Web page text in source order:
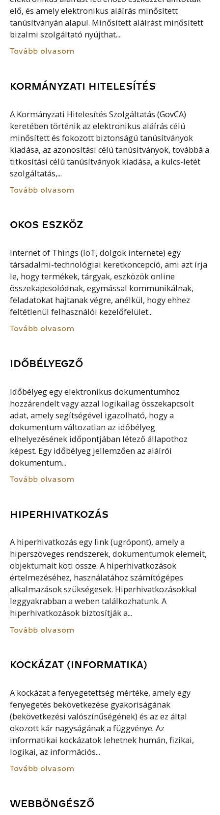
elő, és amely elektronikus aláírás minősített
tanúsítványán alapul. Minősített aláírást minősített
bizalmi szolgáltató nyújthat....
Tovább olvasom
KORMÁNYZATI HITELESÍTÉS
A Kormányzati Hitelesítés Szolgáltatás (GovCA)
keretében történik az elektronikus aláírás célú
minősített és fokozott biztonságú tanúsítványok
kiadása, az azonosítási célú tanúsítványok, továbbá a
titkosítási célú tanúsítványok kiadása, a kulcs-letét
szolgáltatás,...
Tovább olvasom
OKOS ESZKÖZ
Internet of Things (IoT, dolgok internete) egy
társadalmi-technológiai keretkoncepció, ami azt írja
le, hogy termékek, tárgyak, eszközök online
összekapcsolódnak, egymással kommunikálnak,
feladatokat hajtanak végre, anélkül, hogy ehhez
feltétlenül felhasználói kezelőfelület...
Tovább olvasom
IDŐBÉLYEGZŐ
Időbélyeg egy elektronikus dokumentumhoz
hozzárendelt vagy azzal logikailag összekapcsolt
adat, amely segítségével igazolható, hogy a
dokumentum változatlan az időbélyeg
elhelyezésének időpontjában létező állapothoz
képest. Egy időbélyeg jellemzően az aláírói
dokumentum...
Tovább olvasom
HIPERHIVATKOZÁS
A hiperhivatkozás egy link (ugrópont), amely a
hiperszöveges rendszerek, dokumentumok elemeit,
objektumait köti össze. A hiperhivatkozások
értelmezéséhez, használatához számítógépes
alkalmazások szükségesek. Hiperhivatkozásokkal
leggyakrabban a weben találkozhatunk. A
hiperhivatkozások biztosítják a...
Tovább olvasom
KOCKÁZAT (INFORMATIKA)
A kockázat a fenyegetettség mértéke, amely egy
fenyegetés bekövetkezése gyakoriságának
(bekövetkezési valószínűségének) és az ez által
okozott kár nagyságának a függvénye. Az
informatikai kockázatok lehetnek humán, fizikai,
logikai, az információs...
Tovább olvasom
WEBBÖNGÉSZŐ